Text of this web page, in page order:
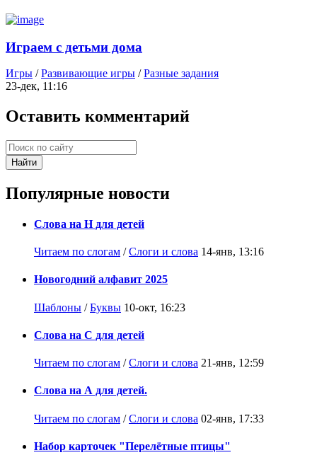
Играем с детьми дома
Игры /Развивающие игры /Разные задания
23-дек, 11:16
Оставить комментарий
Найти
Популярные новости
Слова на Н для детей
Читаем по слогам /Слоги и слова 14-янв, 13:16
Новогодний алфавит 2025
Шаблоны /Буквы 10-окт, 16:23
Слова на С для детей
Читаем по слогам /Слоги и слова 21-янв, 12:59
Слова на А для детей.
Читаем по слогам /Слоги и слова 02-янв, 17:33
Набор карточек "Перелётные птицы"